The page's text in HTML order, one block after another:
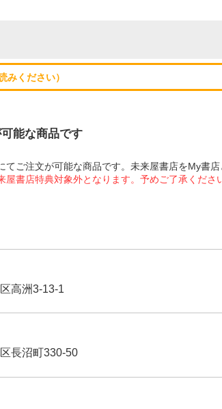
ください）
能な商品です
ご注文が可能な商品です。未来屋書店をMy書
書店特典対象外となります。予めご了承くださ
高洲3-13-1
長沼町330-50